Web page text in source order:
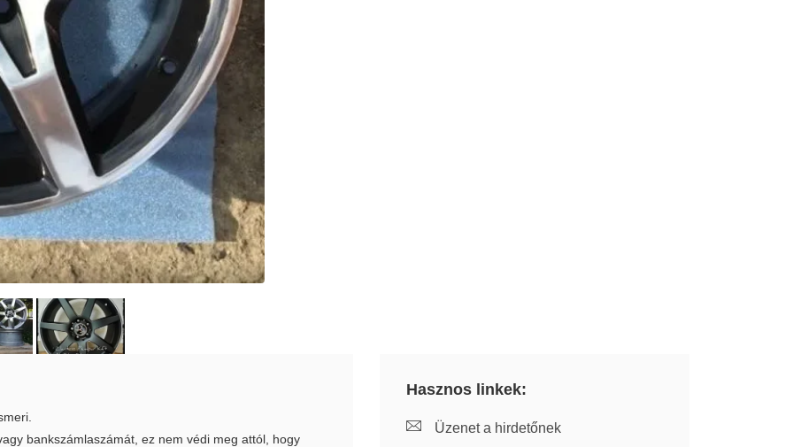
bankszámlaszámát, ez nem védi meg attól, hogy
Hasznos linkek:
Üzenet a hirdetőnek